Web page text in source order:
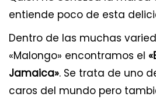
entiende poco de esta
Dentro de las muchas
«Malongo» encontramos el
Jamaica». Se trata de uno
caros del mundo pero